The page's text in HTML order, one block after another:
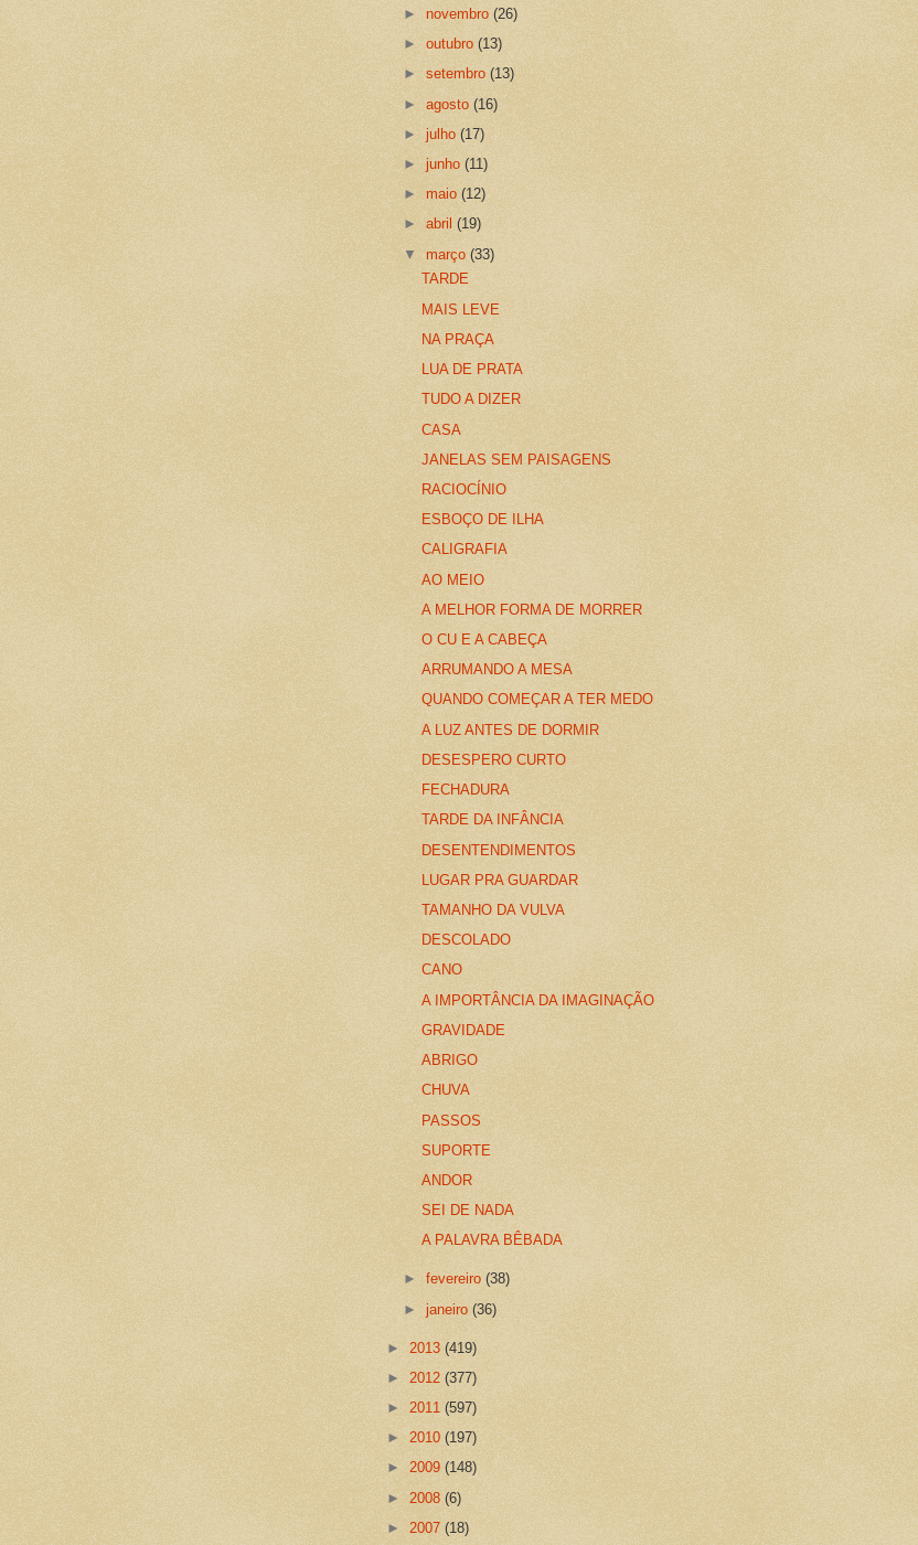
► novembro(26)
►outubro(13)
►setembro(13)
►agosto(16)
►julho(17)
►junho(11)
►maio(12)
►abril(19)
▼março(33)
TARDE
MAIS LEVE
NA PRAÇA
LUA DE PRATA
TUDO A DIZER
CASA
JANELAS SEM PAISAGENS
RACIOCÍNIO
ESBOÇO DE ILHA
CALIGRAFIA
AO MEIO
A MELHOR FORMA DE MORRER
O CU E A CABEÇA
ARRUMANDO A MESA
QUANDO COMEÇAR A TER MEDO
A LUZ ANTES DE DORMIR
DESESPERO CURTO
FECHADURA
TARDE DA INFÂNCIA
DESENTENDIMENTOS
LUGAR PRA GUARDAR
TAMANHO DA VULVA
DESCOLADO
CANO
A IMPORTÂNCIA DA IMAGINAÇÃO
GRAVIDADE
ABRIGO
CHUVA
PASSOS
SUPORTE
ANDOR
SEI DE NADA
A PALAVRA BÊBADA
►fevereiro(38)
►janeiro(36)
► 2013 (419)
► 2012 (377)
► 2011 (597)
► 2010 (197)
► 2009 (148)
► 2008 (6)
► 2007 (18)